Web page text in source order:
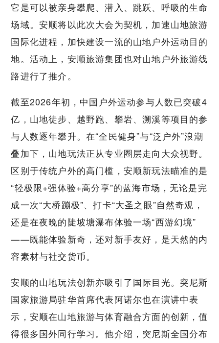
它是可以被亲身攀爬、潜入、跳跃、呼吸的生命
场域。安顺将以此次大会为契机，加速山地旅游
国际化进程，加快建设一流的山地户外运动目的
地。活动上，安顺旅游集团也对山地户外旅游线
路进行了推介。
截至2026年初，中国户外运动参与人数已突破4
亿，山地徒步、越野跑、攀岩、溯溪等项目的参
与人数逐年攀升。在“全民健身”与“泛户外”浪潮
叠加下，山地玩法正从专业圈层走向大众视野。
区别于传统户外的高门槛，安顺新玩法瞄准的是
“轻极限+强体验+高分享”的蓝海市场，无论是完
成一次“大桥蹦极”、打卡“大圣之眼”自然奇观，
还是在夜晚的陡坡塘瀑布体验一场“西游幻境”
——既能体验新奇，还对新手友好，是天然的内
容素材与社交货币。
安顺的山地玩法创新亦吸引了国际目光。突尼斯
国家旅游局驻华首席代表阿诺尔也在演讲中表
示，安顺在山地旅游与体育融合方面的创新，值
得很多国外同行学习。他介绍，突尼斯全国分布